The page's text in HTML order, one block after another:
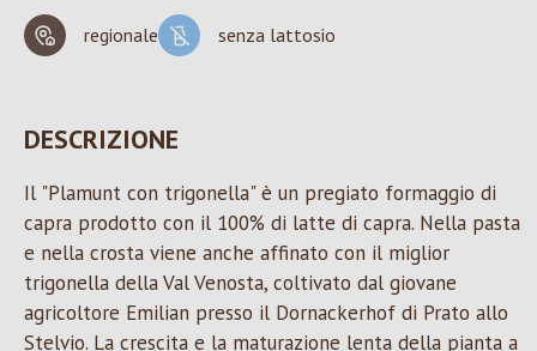
regionale senza lattosio
DESCRIZIONE
Il "Plamunt con trigonella" è un pregiato formaggio di
capra prodotto con il 100% di latte di capra. Nella pasta
e nella crosta viene anche affinato con il miglior
trigonella della Val Venosta, coltivato dal giovane
agricoltore Emilian presso il Dornackerhof di Prato allo
Stelvio. La crescita e la maturazione lenta della pianta a